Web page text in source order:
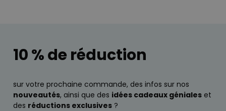
10 % de réduction
sur votre prochaine commande, des infos sur nos
nouveautés, ainsi que des idées cadeaux géniales et
des réductions exclusives ?